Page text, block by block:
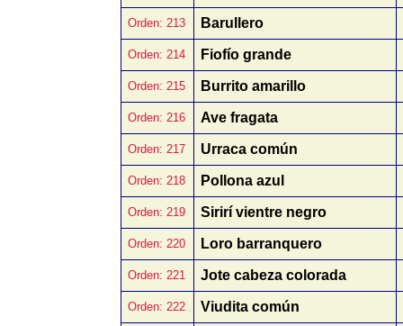
Orden: 213 Barullero
Orden: 214 Fiofío grande
Orden: 215 Burrito amarillo
Orden: 216 Ave fragata
Orden: 217 Urraca común
Orden: 218 Pollona azul
Orden: 219 Sirirí vientre negro
Orden: 220 Loro barranquero
Orden: 221 Jote cabeza colorada
Orden: 222 Viudita común